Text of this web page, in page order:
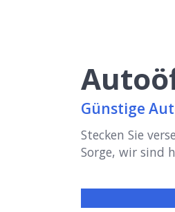
Günstige
Stecken Sie
Sorge, wir sind